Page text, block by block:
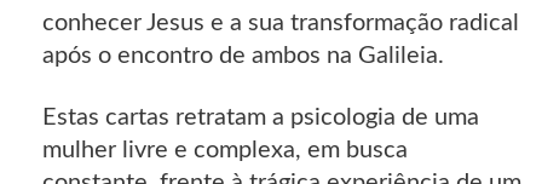
conhecer Jesus e a sua transformação radical
após o encontro de ambos na Galileia.
Estas cartas retratam a psicologia de uma
mulher livre e complexa, em busca